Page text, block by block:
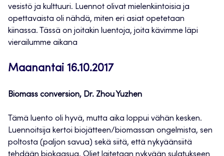
vesistö ja kulttuuri. Luennot olivat mielenkiintoisia ja
opettavaista oli nähdä, miten eri asiat opetetaan
kiinassa. Tässä on joitakin luentoja, joita kävimme läpi
vierailumme aikana
Maanantai 16.10.2017
Biomass conversion, Dr. Zhou Yuzhen
Tämä luento oli hyvä, mutta aika loppui vähän kesken.
Luennoitsija kertoi biojätteen/biomassan ongelmista, sen
poltosta (paljon savua) sekä siitä, että nykyäänsiitä